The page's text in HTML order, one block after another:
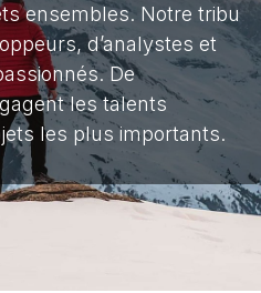
ensembles. Notre tribu
d’analystes et
De
les talents
les plus importants.